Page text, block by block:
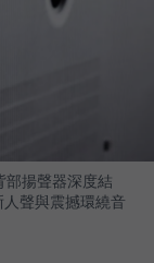
揚聲器深度結
聲與震撼環繞音